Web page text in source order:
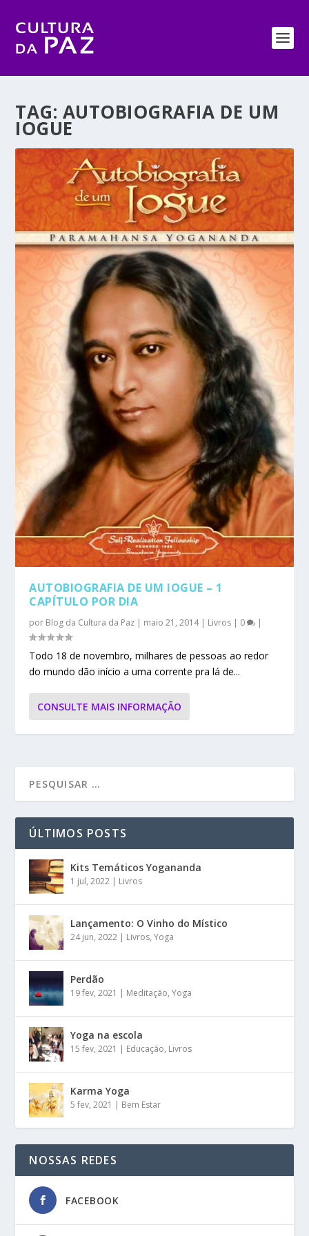
TAG: AUTOBIOGRAFIA DE UM
IOGUE
AUTOBIOGRAFIA DE UM IOGUE – 1
CAPÍTULO POR DIA
por Blog da Cultura da Paz maio 21, 2014| Livros 0
Todo 18 de novembro, milhares de pessoas ao redor
do mundo dão início a uma corrente pra lá de...
CONSULTE MAIS INFORMAÇÃO
ÚLTIMOS POSTS
Kits Temáticos Yogananda
1 jul, 2022 Livros
Lançamento: O Vinho do Místico
24 jun, 2022 Livros,Yoga
Perdão
19 fev, 2021 Meditação,Yoga
Yoga na escola
15 fev, 2021 Educação, Livros
Karma Yoga
5 fev, 2021 Bem Estar
NOSSAS REDES
FACEBOOK